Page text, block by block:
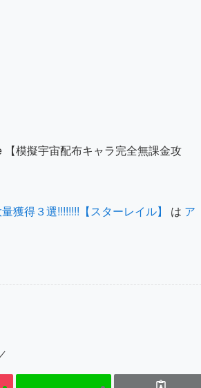
模擬宇宙配布キャラ完全無課金攻
獲得３選!!!!!!!!【スターレイル】 は ア